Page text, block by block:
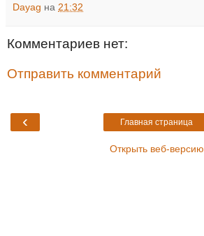
Dayag на 21:32
Комментариев нет:
Отправить комментарий
‹ Главная страница
Открыть веб-версию